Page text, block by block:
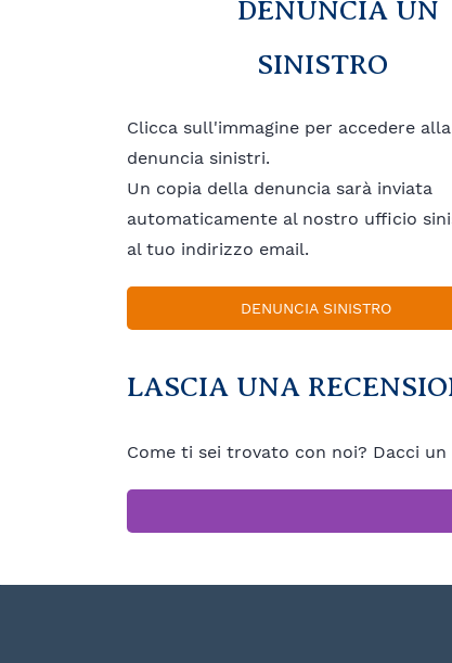
DENUNCIA UN
SINISTRO
Clicca sull'immagine per accedere alla
denuncia sinistri.
Un copia della denuncia sarà inviata
automaticamente al nostro ufficio
al tuo indirizzo email.
DENUNCIA SINISTRO
LASCIA UNA
Come ti sei trovato con noi? Dacci